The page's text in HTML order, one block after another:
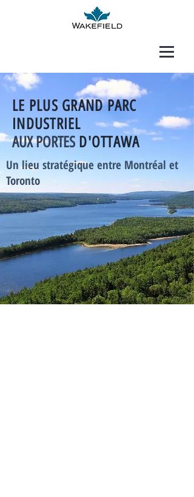
LE PLUS GRAND PARC
INDUSTRIEL
AUX PORTES D'OTTAWA
Un lieu stratégique entre Montréal et
Toronto